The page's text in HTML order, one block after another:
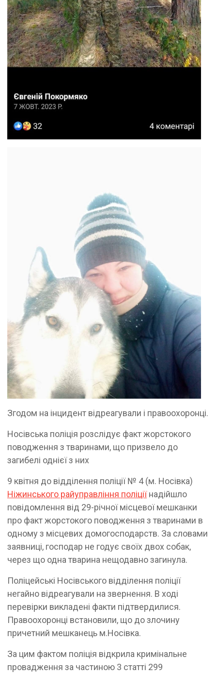
Згодом на інцидент відреагували і правоохоронці.
Носівська поліція розслідує факт жорстокого
поводження з тваринами, що призвело до
загибелі однієї з них
9 квітня до відділення поліції № 4 (м. Носівка)
Ніжинського райуправління поліціїнадійшло
повідомлення від 29-річної місцевої мешканки
про факт жорстокого поводження з тваринами в
одному з місцевих домогосподарств. За словами
заявниці, господар не годує своїх двох собак,
через що одна тварина нещодавно загинула.
Поліцейські Носівського відділення поліції
негайно відреагували на звернення. В ході
перевірки викладені факти підтвердилися.
Правоохоронці встановили, що до злочину
причетний мешканець м.Носівка.
За цим фактом поліція відкрила кримінальне
провадження за частиною 3 статті 299